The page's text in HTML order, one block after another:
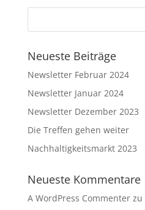
Neueste Beiträge
Newsletter Februar 2024
Newsletter Januar 2024
Newsletter Dezember 2023
Die Treffen gehen weiter
Nachhaltigkeitsmarkt 2023
Neueste Kommentare
A WordPress Commenterzu